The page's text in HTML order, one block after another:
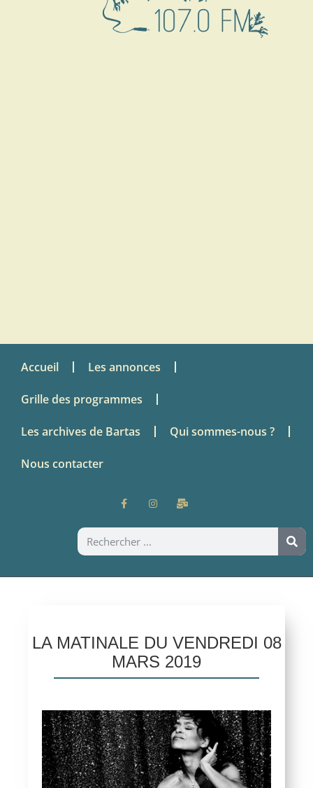
Accueil Les annonces
Grille des programmes
Les archives de Bartas Qui sommes-nous ?
Nous contacter
LA MATINALE DU VENDREDI 08
MARS 2019